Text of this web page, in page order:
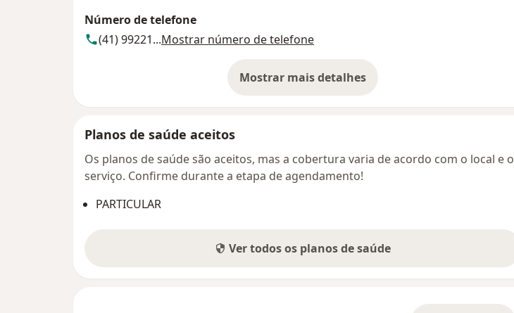
Número de telefone
(41) 99221...Mostrar número de telefone
Mostrar mais detalhes
sobre o endereço
Planos de saúde aceitos
Os planos de saúde são aceitos, mas a cobertura varia de acordo com o local e o
serviço. Confirme durante a etapa de agendamento!
PARTICULAR
Ver todos os planos de saúde